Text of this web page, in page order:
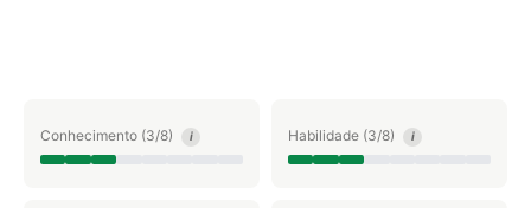
Conhecimento (3/8) i Habilidade (3/8) i